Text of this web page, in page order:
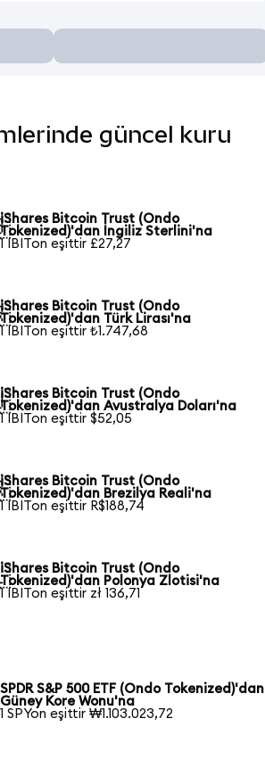
güncel kuru
iShares Bitcoin Trust (Ondo
Tokenized)'dan İngiliz Sterlini'na
1 IBITon eşittir £27,27
iShares Bitcoin Trust (Ondo
Tokenized)'dan Türk Lirası'na
1 IBITon eşittir ₺1.747,68
iShares Bitcoin Trust (Ondo
Tokenized)'dan Avustralya Doları'na
1 IBITon eşittir $52,05
iShares Bitcoin Trust (Ondo
Tokenized)'dan Brezilya Reali'na
1 IBITon eşittir R$188,74
iShares Bitcoin Trust (Ondo
Tokenized)'dan Polonya Zlotisi'na
1 IBITon eşittir zł 136,71
SPDR S&P 500 ETF (Ondo Tokenized)'dan
Güney Kore Wonu'na
1 SPYon eşittir ₩1.103.023,72